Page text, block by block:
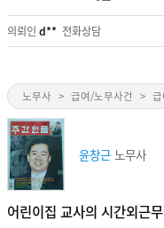
의뢰인d** 전화상담
노무사 > 급여/노무사건 >
윤창근 노무사
어린이집 교사의 시간외근